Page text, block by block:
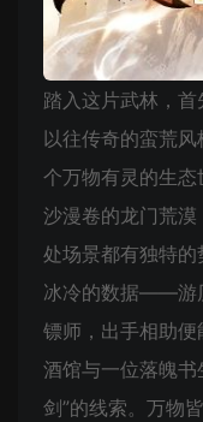
踏入这片武林，
以往传奇的蛮荒
个万物有灵的生
沙漫卷的龙门荒
处场景都有独特
冰冷的数据——游
镖师，出手相助
酒馆与一位落魄书
剑”的线索。万物